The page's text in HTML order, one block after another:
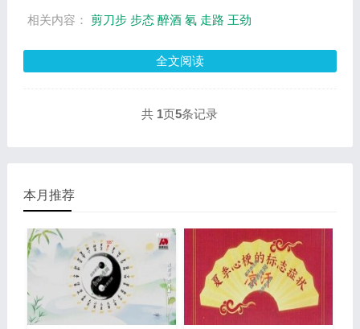
相关内容： 剪刀步 步态 醉酒 氡 走路 王劲
全文阅读
共 1页5条记录
本月推荐